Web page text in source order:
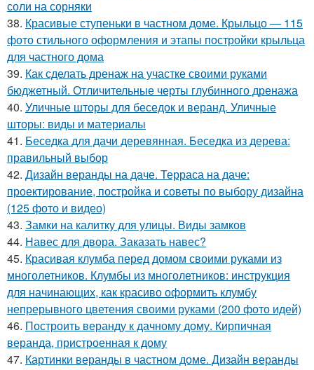
соли на сорняки
38. Красивые ступеньки в частном доме. Крыльцо — 115
фото стильного оформления и этапы постройки крыльца
для частного дома
39. Как сделать дренаж на участке своими руками
бюджетный. Отличительные черты глубинного дренажа
40. Уличные шторы для беседок и веранд. Уличные
шторы: виды и материалы
41. Беседка для дачи деревянная. Беседка из дерева:
правильный выбор
42. Дизайн веранды на даче. Терраса на даче:
проектирование, постройка и советы по выбору дизайна
(125 фото и видео)
43. Замки на калитку для улицы. Виды замков
44. Навес для двора. Заказать навес?
45. Красивая клумба перед домом своими руками из
многолетников. Клумбы из многолетников: инструкция
для начинающих, как красиво оформить клумбу
непрерывного цветения своими руками (200 фото идей)
46. Построить веранду к дачному дому. Кирпичная
веранда, пристроенная к дому
47. Картинки веранды в частном доме. Дизайн веранды